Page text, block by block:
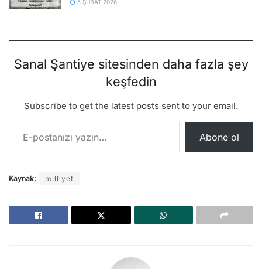
5 ŞUBAT 2026
Sanal Şantiye sitesinden daha fazla şey
keşfedin
Subscribe to get the latest posts sent to your email.
E-postanızı yazın…
Abone ol
Kaynak: milliyet